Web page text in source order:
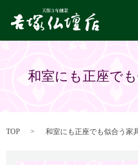
和室にも正座で
TOP 和室にも正座でも似合う家